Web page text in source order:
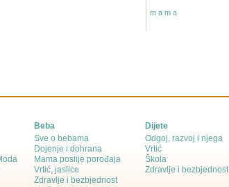
mama
Beba
Sve o bebama
Dojenje i dohrana
Mama poslije porođaja
Vrtić, jaslice
Zdravlje i bezbjednost
Dijete
Odgoj, razvoj i njega
Vrtić
Škola
Zdravlje i bezbjednost